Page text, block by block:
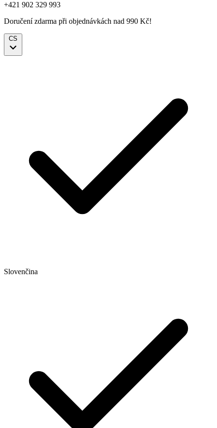
+421 902 329 993
Doručení zdarma při objednávkách nad 990 Kč!
CS
Slovenčina